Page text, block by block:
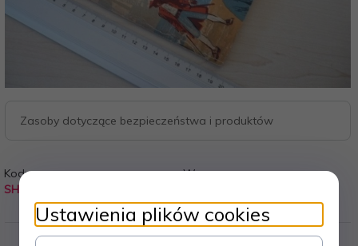
Zasoby dotyczące bezpieczeństwa i produktów
Kod:
SH0
Waga:
Ustawienia plików cookies